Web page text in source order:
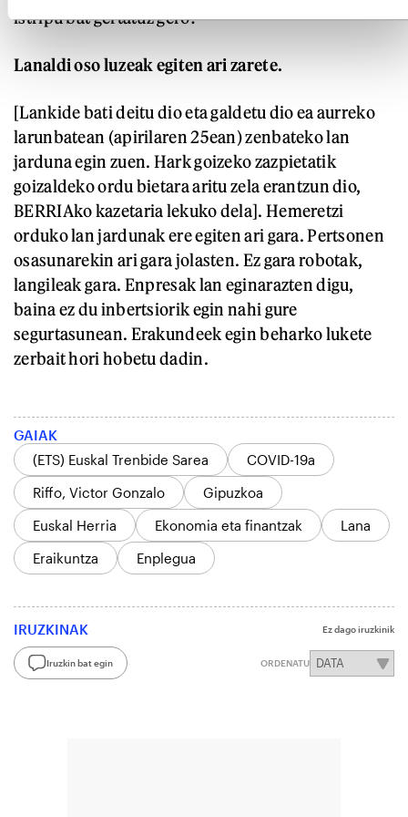
istripu bat gertatuz gero?
Lanaldi oso luzeak egiten ari zarete.
[Lankide bati deitu dio eta galdetu dio ea aurreko
larunbatean (apirilaren 25ean) zenbateko lan
jarduna egin zuen. Hark goizeko zazpietatik
goizaldeko ordu bietara aritu zela erantzun dio,
BERRIAko kazetaria lekuko dela]. Hemeretzi
orduko lan jardunak ere egiten ari gara. Pertsonen
osasunarekin ari gara jolasten. Ez gara robotak,
langileak gara. Enpresak lan eginarazten digu,
baina ez du inbertsiorik egin nahi gure
segurtasunean. Erakundeek egin beharko lukete
zerbait hori hobetu dadin.
GAIAK
(ETS) Euskal Trenbide Sarea
COVID-19a
Riffo, Victor Gonzalo
Gipuzkoa
Euskal Herria
Ekonomia eta finantzak
Lana
Eraikuntza
Enplegua
IRUZKINAK Ez dago iruzkinik
Iruzkin bat egin ORDENATU